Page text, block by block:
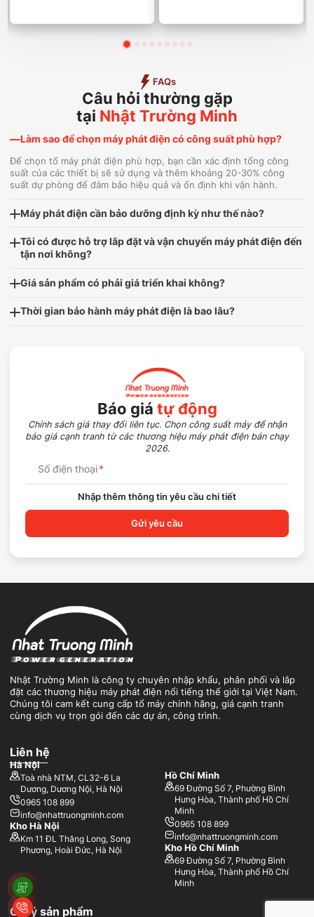
FAQs
Câu hỏi thường gặp
tại Nhật Trường Minh
Làm sao để chọn máy phát điện có công suất phù hợp?
Để chọn tổ máy phát điện phù hợp, bạn cần xác định tổng công
suất của các thiết bị sẽ sử dụng và thêm khoảng 20-30% công
suất dự phòng để đảm bảo hiệu quả và ổn định khi vận hành.
Máy phát điện cần bảo dưỡng định kỳ như thế nào?
Tôi có được hỗ trợ lắp đặt và vận chuyển máy phát điện đến
tận nơi không?
Giá sản phẩm có phải giá triển khai không?
Thời gian bảo hành máy phát điện là bao lâu?
Báo giá tự động
Chính sách giá thay đổi liên tục. Chọn công suất máy để nhận
báo giá cạnh tranh từ các thương hiệu máy phát điện bán chạy
2026.
Số điện thoại*
Nhập thêm thông tin yêu cầu chi tiết
Gửi yêu cầu
Nhật Trường Minh là công ty chuyên nhập khẩu, phân phối và lắp
đặt các thương hiệu máy phát điện nổi tiếng thế giới tại Việt Nam.
Chúng tôi cam kết cung cấp tổ máy chính hãng, giá cạnh tranh
cùng dịch vụ trọn gói đến các dự án, công trình.
Liên hệ
Hà Nội
Toà nhà NTM, CL32-6 La
Dương, Dương Nội, Hà Nội
0965 108 899
info@nhattruongminh.com
Kho Hà Nội
Km 11 ĐL Thăng Long, Song
Phương, Hoài Đức, Hà Nội
Hồ Chí Minh
69 Đường Số 7, Phường Bình
Hưng Hòa, Thành phố Hồ Chí
Minh
0965 108 899
info@nhattruongminh.com
Kho Hồ Chí Minh
69 Đường Số 7, Phường Bình
Hưng Hòa, Thành phố Hồ Chí
Minh
Gợi ý sản phẩm